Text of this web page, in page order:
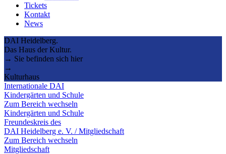
Tickets
Kontakt
News
DAI Heidelberg.
Das Haus der Kultur.
→ Sie befinden sich hier
→
Kulturhaus
Internationale DAI
Kindergärten und Schule
Zum Bereich wechseln
Kindergärten und Schule
Freundeskreis des
DAI Heidelberg e. V. / Mitgliedschaft
Zum Bereich wechseln
Mitgliedschaft